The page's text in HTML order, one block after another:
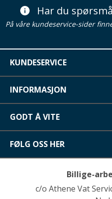
Har du
På våre kundeservice-sider
KUNDESERVICE
INFORMASJON
GODT Å VITE
FØLG OSS HER
Billige-
c/o Athene Vat